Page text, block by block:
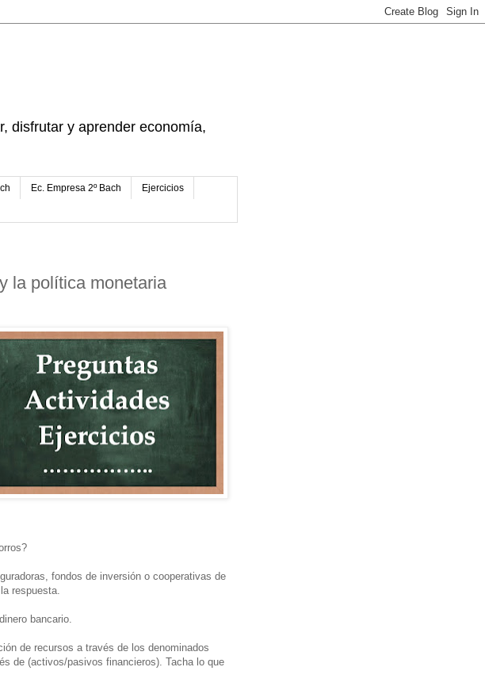
disfrutar y aprender economía,
Ec. Empresa 2º Bach Ejercicios
la política monetaria
fondos de inversión o cooperativas de
respuesta.
bancario.
de recursos a través de los denominados
de (activos/pasivos financieros). Tacha lo que